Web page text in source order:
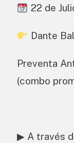
22 de
Dante
Preventa
(combo
▶ A través